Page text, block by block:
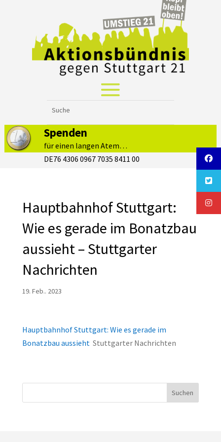
Spenden
für einen langen Atem…
DE76 4306 0967 7035 8411 00
Hauptbahnhof Stuttgart:
Wie es gerade im Bonatzbau
aussieht – Stuttgarter
Nachrichten
19. Feb.. 2023
Hauptbahnhof Stuttgart: Wie es gerade im
Bonatzbau aussieht Stuttgarter Nachrichten
Suchen